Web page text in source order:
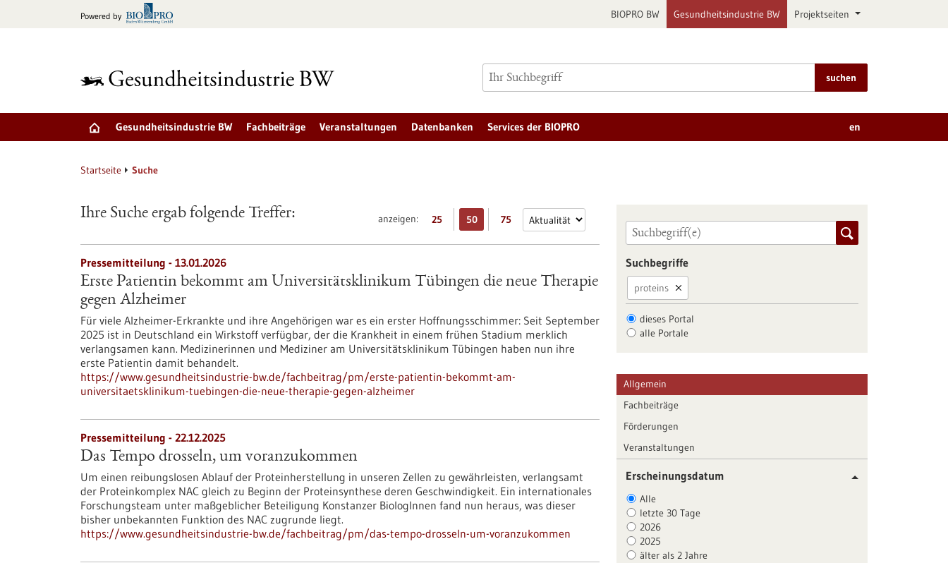
Powered by BIOPRO BW Gesundheitsindustrie BW Projektseiten
suchen
Gesundheitsindustrie BW Fachbeiträge Veranstaltungen Datenbanken Services der BIOPRO en
Startseite Suche
anzeigen: 25 50 75
Ihre Suche ergab folgende Treffer:
Pressemitteilung - 13.01.2026
Erste Patientin bekommt am Universitätsklinikum Tübingen die neue Therapie
gegen Alzheimer
Für viele Alzheimer-Erkrankte und ihre Angehörigen war es ein erster Hoffnungsschimmer: Seit September
2025 ist in Deutschland ein Wirkstoff verfügbar, der die Krankheit in einem frühen Stadium merklich
verlangsamen kann. Medizinerinnen und Mediziner am Universitätsklinikum Tübingen haben nun ihre
erste Patientin damit behandelt.
https://www.gesundheitsindustrie-bw.de/fachbeitrag/pm/erste-patientin-bekommt-am-
universitaetsklinikum-tuebingen-die-neue-therapie-gegen-alzheimer
Pressemitteilung - 22.12.2025
Das Tempo drosseln, um voranzukommen
Um einen reibungslosen Ablauf der Proteinherstellung in unseren Zellen zu gewährleisten, verlangsamt
der Proteinkomplex NAC gleich zu Beginn der Proteinsynthese deren Geschwindigkeit. Ein internationales
Forschungsteam unter maßgeblicher Beteiligung Konstanzer BiologInnen fand nun heraus, was dieser
bisher unbekannten Funktion des NAC zugrunde liegt.
https://www.gesundheitsindustrie-bw.de/fachbeitrag/pm/das-tempo-drosseln-um-voranzukommen
Suchbegriffe
proteins
dieses Portal
alle Portale
Allgemein
Fachbeiträge
Förderungen
Veranstaltungen
Erscheinungsdatum
Alle
letzte 30 Tage
2026
2025
älter als 2 Jahre